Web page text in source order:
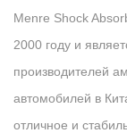
Menre Shock
2000 году и
производителей
автомобилей в
отличное и